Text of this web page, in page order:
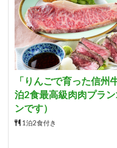
「りんごで育った信
泊2食最高級肉肉プラ
ンです）
1泊2食付き